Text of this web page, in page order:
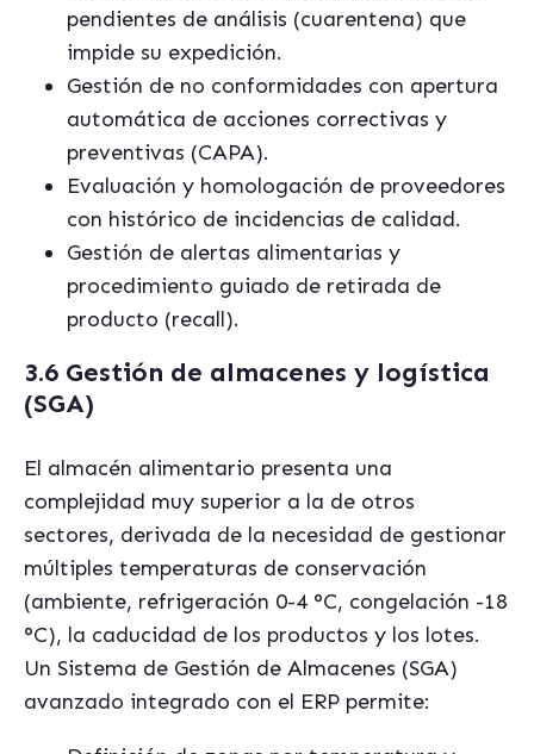
pendientes de análisis (cuarentena) que
impide su expedición.
Gestión de no conformidades con apertura
automática de acciones correctivas y
preventivas (CAPA).
Evaluación y homologación de proveedores
con histórico de incidencias de calidad.
Gestión de alertas alimentarias y
procedimiento guiado de retirada de
producto (recall).
3.6 Gestión de almacenes y logística
(SGA)
El almacén alimentario presenta una
complejidad muy superior a la de otros
sectores, derivada de la necesidad de gestionar
múltiples temperaturas de conservación
(ambiente, refrigeración 0-4 °C, congelación -18
°C), la caducidad de los productos y los lotes.
Un Sistema de Gestión de Almacenes (SGA)
avanzado integrado con el ERP permite: